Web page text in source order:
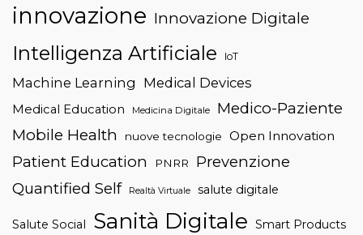
innovazione Innovazione Digitale
Intelligenza Artificiale IoT
Machine Learning Medical Devices
Medical Education Medicina Digitale
Medico-Paziente
Mobile Health
nuove tecnologie Open Innovation
Patient Education PNRR
Prevenzione
Quantified Self
Realtà Virtuale salute digitale
Salute Social Sanità Digitale Smart Products